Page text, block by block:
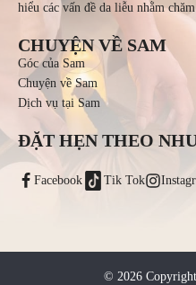
hiểu các vấn đề da liễu nhằm
CHUYỆN VỀ SAM
Góc của Sam
Chuyện về Sam
Dịch vụ tại Sam
ĐẶT HẸN THEO
Facebook Tik Tok
© 2026